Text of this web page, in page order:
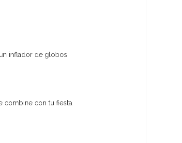
inflador de globos.
combine con tu fiesta.